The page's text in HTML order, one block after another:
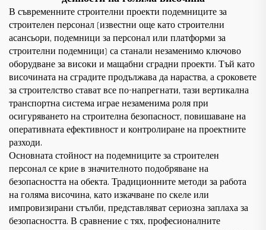
В съвременните строителни проекти подемниците за
строителен персонал (известни още като строителни
асансьори, подемници за персонал или платформи за
строителни подемници) са станали незаменимо ключово
оборудване за високи и мащабни сградни проекти. Тъй като
височината на сградите продължава да нараства, а сроковете
за строителство стават все по-напрегнати, тази вертикална
транспортна система играе незаменима роля при
осигуряването на строителна безопасност, повишаване на
оперативната ефективност и контролиране на проектните
разходи.
Основната стойност на подемниците за строителен
персонал се крие в значителното подобряване на
безопасността на обекта. Традиционните методи за работа
на голяма височина, като изкачване по скеле или
импровизирани стълби, представляват сериозна заплаха за
безопасността. В сравнение с тях, професионалните